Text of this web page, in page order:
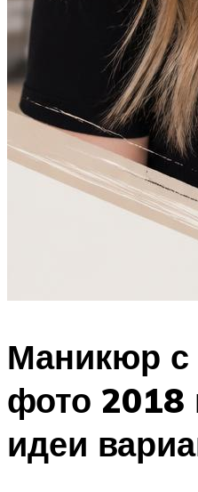
Маникюр с
фото 2018
идеи